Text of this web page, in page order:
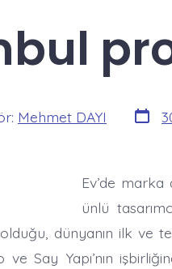
Mehmet DAYI Yazı
tarihi
Ev’de marka
ünlü
dünyanın ilk ve
ve Say Yapı’nın